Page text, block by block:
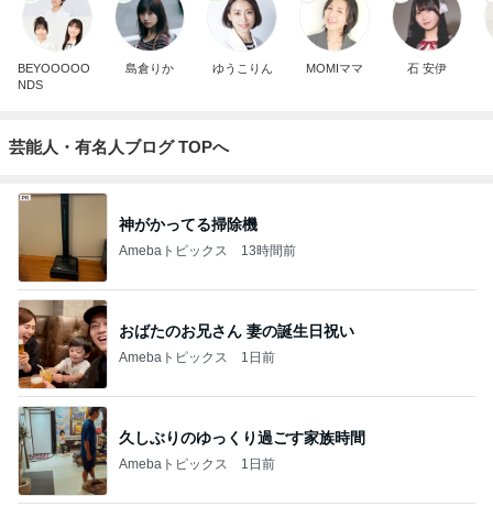
BEYOOOOO
NDS
島倉りか ゆうこりん MOMIママ 石 安伊
芸能人・有名人ブログ TOPへ
神がかってる掃除機
Amebaトピックス 13時間前
おばたのお兄さん 妻の誕生日祝い
Amebaトピックス 1日前
久しぶりのゆっくり過ごす家族時間
Amebaトピックス 1日前